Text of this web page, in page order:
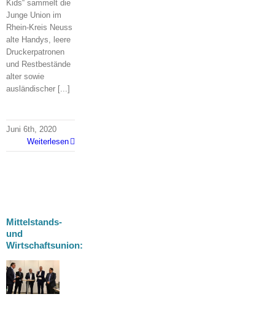
Kids“ sammelt die
Junge Union im
Rhein-Kreis Neuss
alte Handys, leere
Druckerpatronen
und Restbestände
alter sowie
ausländischer [...]
Juni 6th, 2020
Weiterlesen
Mittelstands-
und
Wirtschaftsunion: